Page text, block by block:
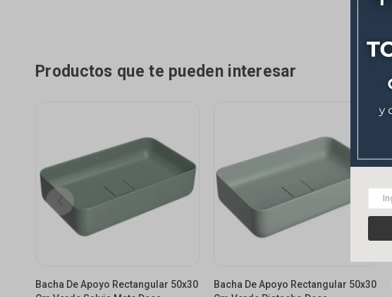
Productos que te pueden interesar
Bacha De Apoyo Rectangular 50x30
Bacha De Apoyo Rectangular 50x30